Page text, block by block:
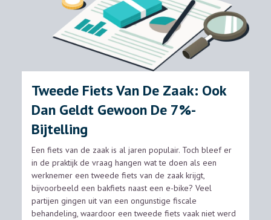
Tweede Fiets Van De Zaak: Ook
Dan Geldt Gewoon De 7%-
Bijtelling
Een fiets van de zaak is al jaren populair. Toch bleef er
in de praktijk de vraag hangen wat te doen als een
werknemer een tweede fiets van de zaak krijgt,
bijvoorbeeld een bakfiets naast een e-bike? Veel
partijen gingen uit van een ongunstige fiscale
behandeling, waardoor een tweede fiets vaak niet werd